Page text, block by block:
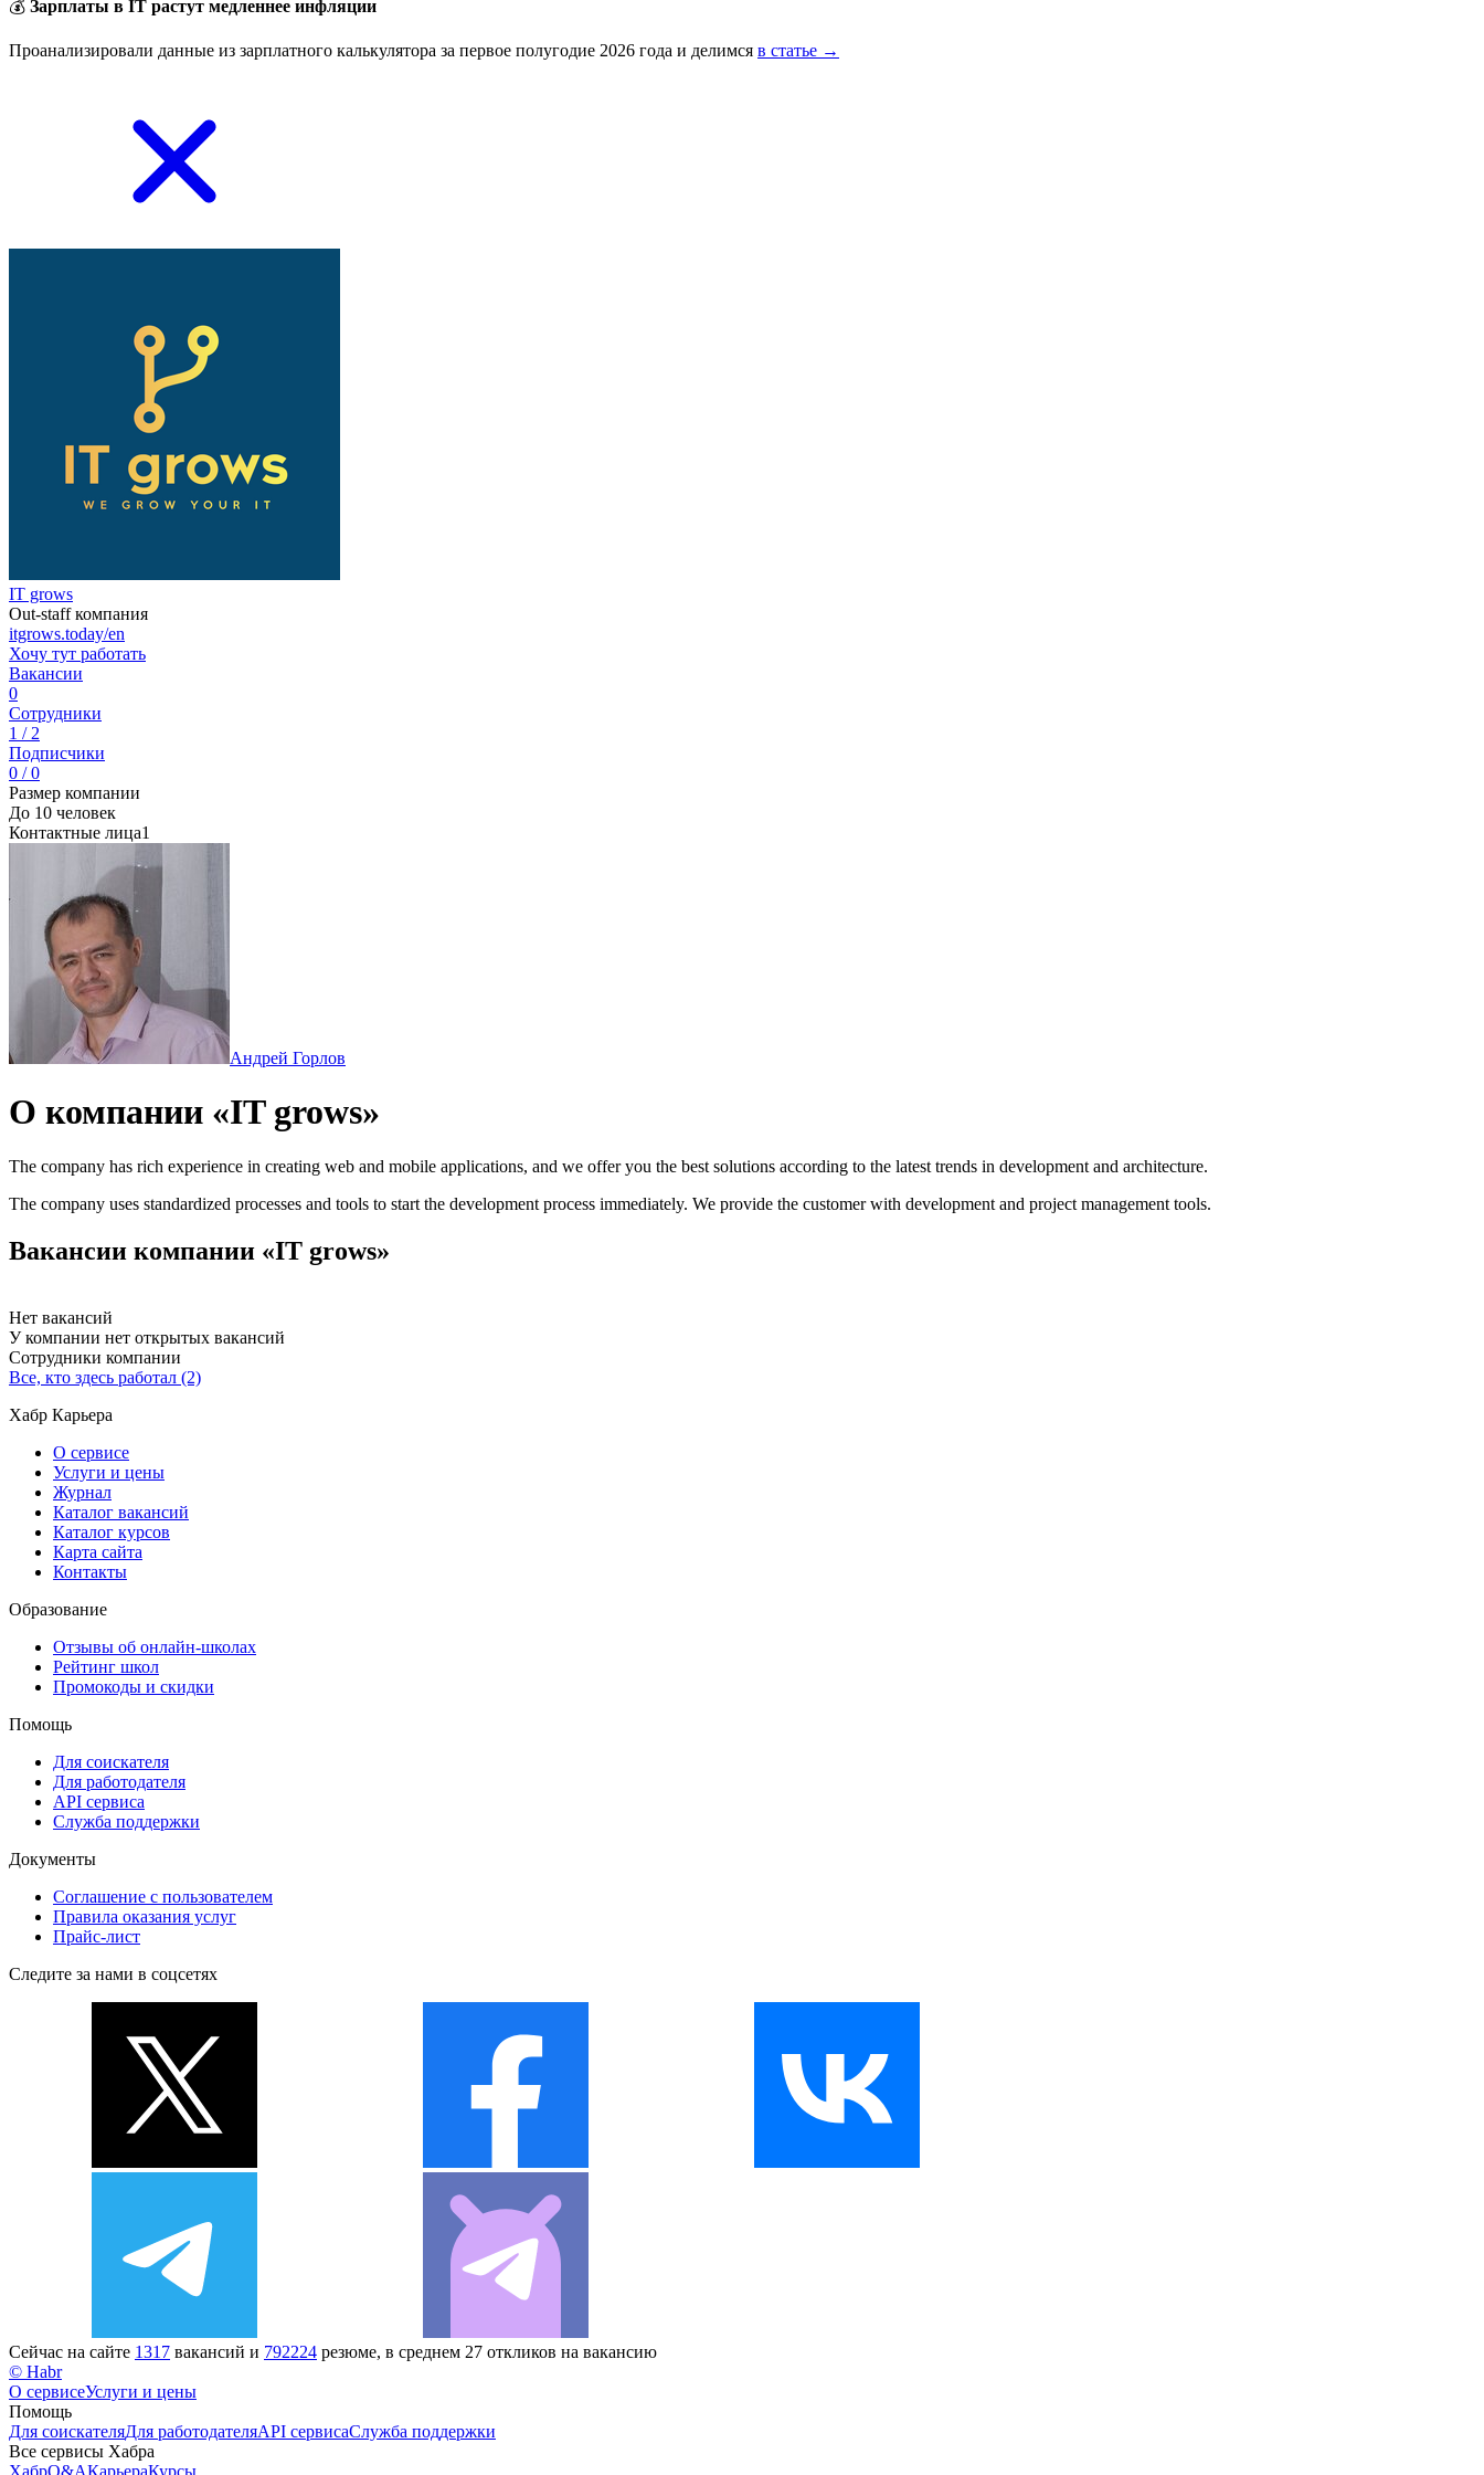
💰 Зарплаты в IT растут медленнее инфляции
Проанализировали данные из зарплатного калькулятора за первое полугодие 2026 года и делимся в статье →
IT grows
Out-staff компания
itgrows.today/en
Хочу тут работать
Вакансии
0
Сотрудники
1 / 2
Подписчики
0 / 0
Размер компании
До 10 человек
Контактные лица1
Андрей Горлов
О компании «IT grows»
The company has rich experience in creating web and mobile applications, and we offer you the best solutions according to the latest trends in development and architecture.
The company uses standardized processes and tools to start the development process immediately. We provide the customer with development and project management tools.
Вакансии компании «IT grows»
Нет вакансий
У компании нет открытых вакансий
Сотрудники компании
Все, кто здесь работал (2)
Хабр Карьера
О сервисе
Услуги и цены
Журнал
Каталог вакансий
Каталог курсов
Карта сайта
Контакты
Образование
Отзывы об онлайн-школах
Рейтинг школ
Промокоды и скидки
Помощь
Для соискателя
Для работодателя
API сервиса
Служба поддержки
Документы
Соглашение с пользователем
Правила оказания услуг
Прайс-лист
Следите за нами в соцсетях
Сейчас на сайте 1317 вакансий и 792224 резюме, в среднем 27 откликов на вакансию
© Habr
О сервисеУслуги и цены
Помощь
Для соискателяДля работодателяAPI сервисаСлужба поддержки
Все сервисы Хабра
ХабрQ&AКарьераКурсы